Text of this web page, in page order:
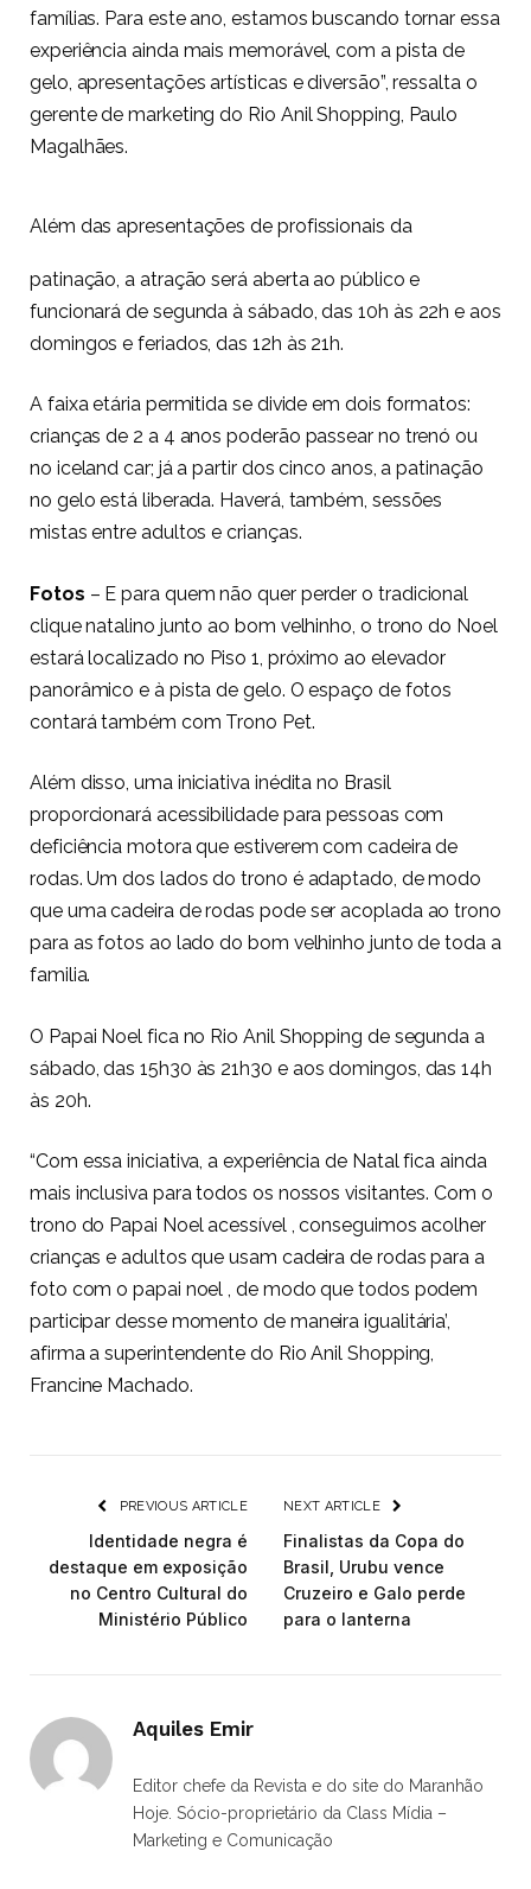
famílias. Para este ano, estamos buscando tornar essa
experiência ainda mais memorável, com a pista de
gelo, apresentações artísticas e diversão”, ressalta o
gerente de marketing do Rio Anil Shopping, Paulo
Magalhães.
Além das apresentações de profissionais da
patinação, a atração será aberta ao público e
funcionará de segunda à sábado, das 10h às 22h e aos
domingos e feriados, das 12h às 21h.
A faixa etária permitida se divide em dois formatos:
crianças de 2 a 4 anos poderão passear no trenó ou
no iceland car; já a partir dos cinco anos, a patinação
no gelo está liberada. Haverá, também, sessões
mistas entre adultos e crianças.
Fotos – E para quem não quer perder o tradicional
clique natalino junto ao bom velhinho, o trono do Noel
estará localizado no Piso 1, próximo ao elevador
panorâmico e à pista de gelo. O espaço de fotos
contará também com Trono Pet.
Além disso, uma iniciativa inédita no Brasil
proporcionará acessibilidade para pessoas com
deficiência motora que estiverem com cadeira de
rodas. Um dos lados do trono é adaptado, de modo
que uma cadeira de rodas pode ser acoplada ao trono
para as fotos ao lado do bom velhinho junto de toda a
familia.
O Papai Noel fica no Rio Anil Shopping de segunda a
sábado, das 15h30 às 21h30 e aos domingos, das 14h
às 20h.
“Com essa iniciativa, a experiência de Natal fica ainda
mais inclusiva para todos os nossos visitantes. Com o
trono do Papai Noel acessível , conseguimos acolher
crianças e adultos que usam cadeira de rodas para a
foto com o papai noel , de modo que todos podem
participar desse momento de maneira igualitária’,
afirma a superintendente do Rio Anil Shopping,
Francine Machado.
PREVIOUS ARTICLE
Identidade negra é
destaque em exposição
no Centro Cultural do
Ministério Público
NEXT ARTICLE
Finalistas da Copa do
Brasil, Urubu vence
Cruzeiro e Galo perde
para o lanterna
Aquiles Emir
Editor chefe da Revista e do site do Maranhão
Hoje. Sócio-proprietário da Class Mídia –
Marketing e Comunicação